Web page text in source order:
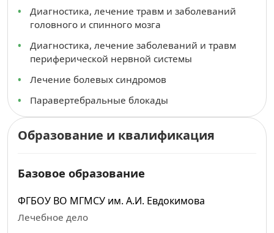
Диагностика, лечение травм и заболеваний
головного и спинного мозга
Диагностика, лечение заболеваний и травм
периферической нервной системы
Лечение болевых синдромов
Паравертебральные блокады
Образование и квалификация
Базовое образование
ФГБОУ ВО МГМСУ им. А.И. Евдокимова
Лечебное дело